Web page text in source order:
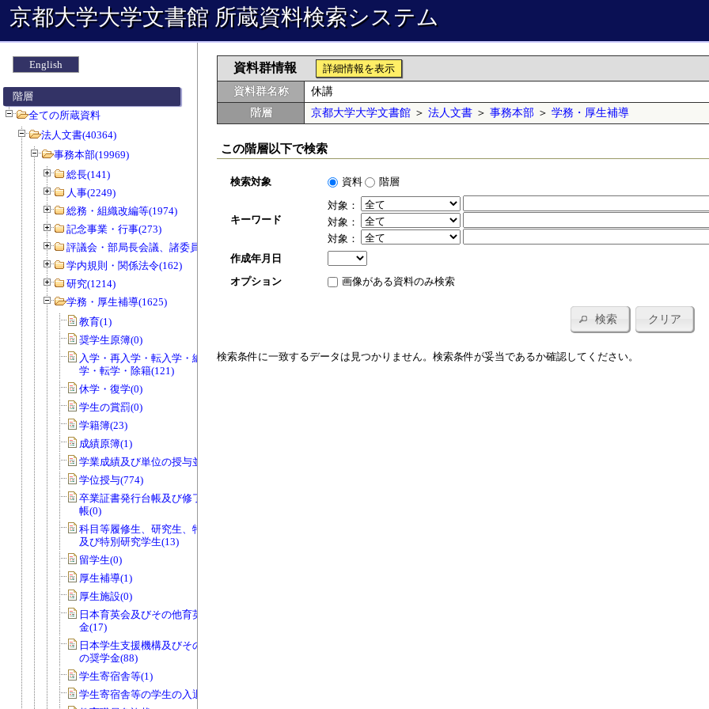
京都大学大学文書館 所蔵資料検索システム
English
階層
全ての所蔵資料
法人文書(40364)
事務本部(19969)
総長(141)
人事(2249)
総務・組織改編等(1974)
記念事業・行事(273)
評議会・部局長会議、諸委員会等(1466)
学内規則・関係法令(162)
研究(1214)
学務・厚生補導(1625)
教育(1)
奨学生原簿(0)
入学・再入学・転入学・編入学・退
学・転学・除籍(121)
休学・復学(0)
学生の賞罰(0)
学籍簿(23)
成績原簿(1)
学業成績及び単位の授与並びに認定(7)
学位授与(774)
卒業証書発行台帳及び修了証書発行台
帳(0)
科目等履修生、研究生、特別聴講学生
及び特別研究学生(13)
留学生(0)
厚生補導(1)
厚生施設(0)
日本育英会及びその他育英団体の奨学
金(17)
日本学生支援機構及びその他育英団体
の奨学金(88)
学生寄宿舎等(1)
学生寄宿舎等の学生の入退寮(0)
資料群情報
詳細情報を表示
資料群名称
休講
階層
京都大学大学文書館 ＞ 法人文書 ＞ 事務本部 ＞ 学務・厚生補導
この階層以下で検索
検索対象 資料 階層
キーワード
対象：
対象：
対象：
作成年月日
オプション
画像がある資料のみ検索
検索 クリア
検索条件に一致するデータは見つかりません。検索条件が妥当であるか確認してください。